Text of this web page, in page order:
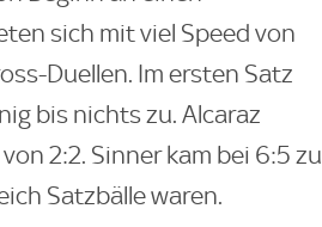
sich mit viel Speed von
Duellen. Im ersten Satz
bis nichts zu. Alcaraz
2:2. Sinner kam bei 6:5 zu
Satzbälle waren.